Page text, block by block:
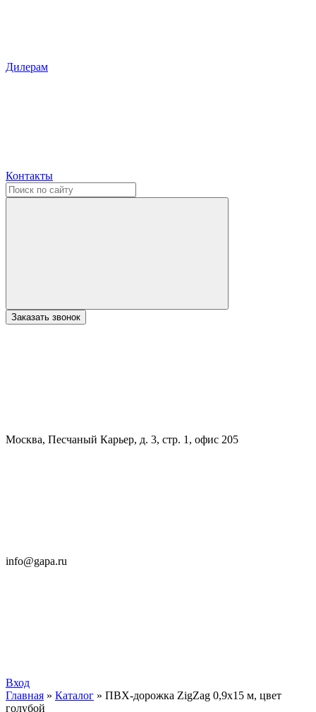
Дилерам
Контакты
Заказать звонок
Москва, Песчаный Карьер, д. 3, стр. 1, офис 205
info@gapa.ru
Вход
Главная » Каталог » ПВХ-дорожка ZigZag 0,9х15 м, цвет
голубой